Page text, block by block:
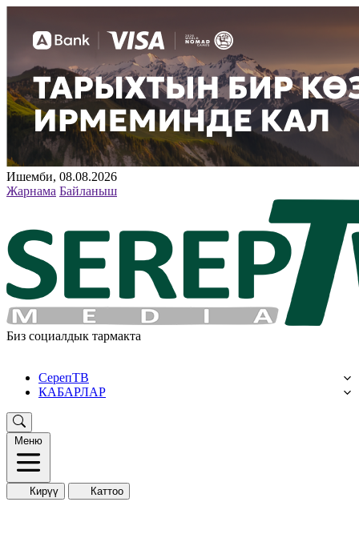
Ишемби, 08.08.2026
Жарнама Байланыш
Биз социалдык тармакта
СерепТВ
КАБАРЛАР
Меню
Кирүү Каттоо